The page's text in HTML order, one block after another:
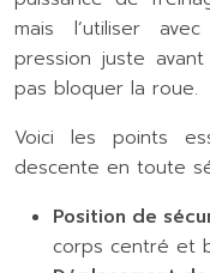
mais l’utiliser
pression juste
pas bloquer la roue.
Voici les points
descente en toute
Position de
corps centré et